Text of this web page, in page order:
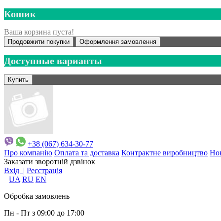
Кошик
Ваша корзина пуста!
Продовжити покупки Оформлення замовлення
Доступные варианты
+38 (067) 634-30-77
Про компанію Оплата та доставка Контрактне виробництво
Заказати зворотній дзвінок
Вхід | Реєстрація
UA RU EN
Обробка замовлень
Пн - Пт з 09:00 до 17:00